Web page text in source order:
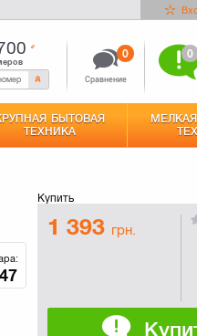
Сравнение
0 0
БЫТОВАЯ
ТЕХНИКА
Купить
1 393 грн.